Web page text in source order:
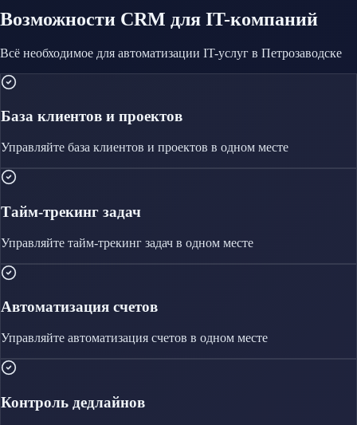
Возможности CRM для IT-компаний
Всё необходимое для автоматизации IT-услуг в Петрозаводске
База клиентов и проектов
Управляйте база клиентов и проектов в одном месте
Тайм-трекинг задач
Управляйте тайм-трекинг задач в одном месте
Автоматизация счетов
Управляйте автоматизация счетов в одном месте
Контроль дедлайнов